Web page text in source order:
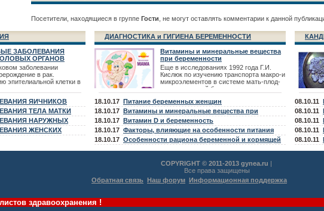
Посетители, находящиеся в группе Гости , не могут оставлять комментарии к данной
ЗАБОЛЕВАНИЯ
ОРГАНОВ
заболевании
в рак.
эпителиальной клетки в
элементов. К
относятся
гипертрофия эпителия,
митозов,
атипии и
ЯИЧНИКОВ
ТЕЛА МАТКИ
НАРУЖНЫХ
ЖЕНСКИХ
ДИАГНОСТИКА и ГИГИЕНА БЕРЕМЕННОСТИ
Витамины и минеральные вещества
при беременности
Еще в исследованиях 1992 года Г.И.
Кислюк по изучению транспорта макро-и
микроэлементов в системе мать-плод-
новорожденный были выявлены -
18.10.17 Питание беременных женщин
18.10.17 Витамины и минеральные вещества при
планировании беременности
18.10.17 Витамин D и беременность
18.10.17 Факторы, влияющие на особенности питания
беременной и кормящей женщины
18.10.17 Особенности рациона беременной и кормящей
08.10.11
08.10.11
08.10.11
08.10.11
08.10.11
COPYRIGHT © 2011-2013 gynea.ru |
Все права защищены
Обратная связь Наш форум Информационная поддержка
здравоохранения !